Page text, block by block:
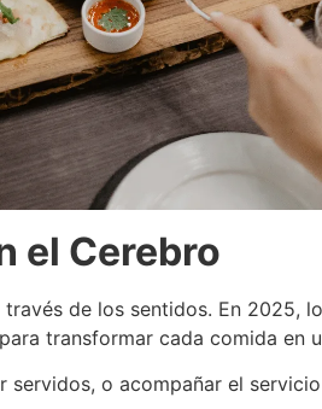
el Cerebro
de los sentidos. En 2025,
transformar cada comida en
o acompañar el